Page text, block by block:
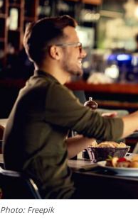
Photo: Freepik